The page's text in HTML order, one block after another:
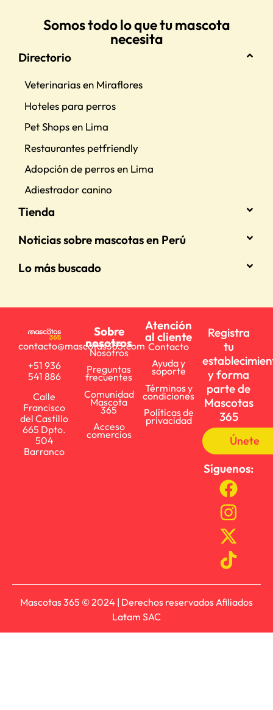
Somos todo lo que tu mascota
necesita
Directorio
Veterinarias en Miraflores
Hoteles para perros
Pet Shops en Lima
Restaurantes petfriendly
Adopción de perros en Lima
Adiestrador canino
Tienda
Noticias sobre mascotas en Perú
Lo más buscado
contacto@mascotas365.com
+51 936
541 886
Calle
Francisco
del Castillo
665 Dpto.
504
Barranco
Sobre
nosotros
Nosotros
Preguntas
frecuentes
Comunidad
Mascota
365
Acceso
comercios
Atención
al cliente
Contacto
Ayuda y
soporte
Términos y
condiciones
Políticas de
privacidad
Registra
tu
y forma
parte de
Mascotas
365
Únete
Síguenos:
Mascotas 365 © 2024 | Derechos reservados Afiliados
Latam SAC